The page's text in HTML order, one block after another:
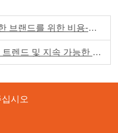
드를 위한 비용-편익 분석
드 및 지속 가능한 솔루션
시오